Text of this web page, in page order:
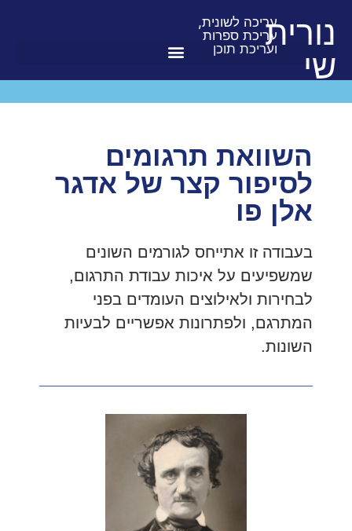
נורית
שי
עריכה לשונית,
עריכת ספרות
ועריכת תוכן
השוואת תרגומים
לסיפור קצר של אדגר
אלן פו
בעבודה זו אתייחס לגורמים השונים
שמשפיעים על איכות עבודת התרגום,
לבחירות ולאילוצים העומדים בפני
המתרגם, ולפתרונות אפשריים לבעיות
השונות.